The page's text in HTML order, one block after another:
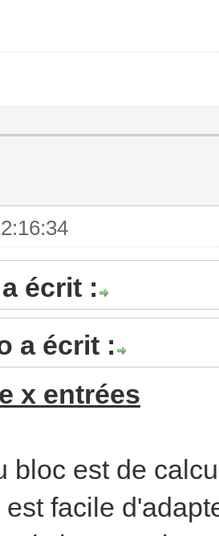
écrit :
a écrit :
x entrées
bloc est de
est facile